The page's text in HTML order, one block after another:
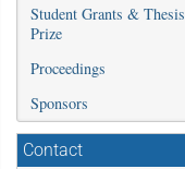
Student Grants & Thesis
Prize
Proceedings
Sponsors
Contact